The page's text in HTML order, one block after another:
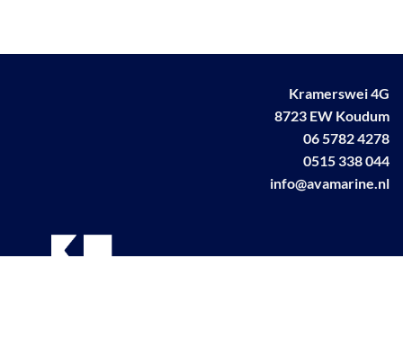
Kramerswei 4G
8723 EW Koudum
06 5782 4278
0515 338 044
info@avamarine.nl